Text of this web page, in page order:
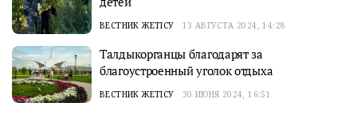
ВЕСТНИК ЖЕТІСУ 13 АВГУСТА 2024, 14:28
Талдыкорганцы благодарят за
благоустроенный уголок отдыха
ВЕСТНИК ЖЕТІСУ 30 ИЮНЯ 2024, 16:51